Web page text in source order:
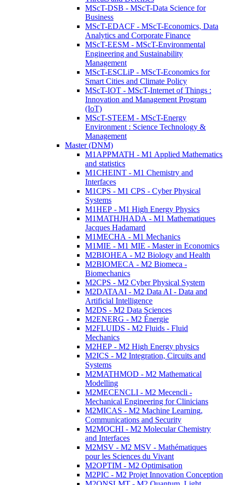
MScT-DSB - MScT-Data Science for
Business
MScT-EDACF - MScT-Economics, Data
Analytics and Corporate Finance
MScT-EESM - MScT-Environmental
Engineering and Sustainability
Management
MScT-ESCLiP - MScT-Economics for
Smart Cities and Climate Policy
MScT-IOT - MScT-Internet of Things :
Innovation and Management Program
(IoT)
MScT-STEEM - MScT-Energy
Environment : Science Technology &
Management
Master (DNM)
M1APPMATH - M1 Applied Mathematics
and statistics
M1CHEINT - M1 Chemistry and
Interfaces
M1CPS - M1 CPS - Cyber Physical
Systems
M1HEP - M1 High Energy Physics
M1MATHJHADA - M1 Mathematiques
Jacques Hadamard
M1MECHA - M1 Mechanics
M1MIE - M1 MIE - Master in Economics
M2BIOHEA - M2 Biology and Health
M2BIOMECA - M2 Biomeca -
Biomechanics
M2CPS - M2 Cyber Physical System
M2DATAAI - M2 Data AI - Data and
Artificial Intelligence
M2DS - M2 Data Sciences
M2ENERG - M2 Énergie
M2FLUIDS - M2 Fluids - Fluid
Mechanics
M2HEP - M2 High Energy physics
M2ICS - M2 Integration, Circuits and
Systems
M2MATHMOD - M2 Mathematical
Modelling
M2MECENCLI - M2 Mecencli -
Mechanical Engineering for Clinicians
M2MICAS - M2 Machine Learning,
Communications and Security
M2MOCHI - M2 Molecular Chemistry
and Interfaces
M2MSV - M2 MSV - Mathématiques
pour les Sciences du Vivant
M2OPTIM - M2 Optimisation
M2PIC - M2 Projet Innovation Conception